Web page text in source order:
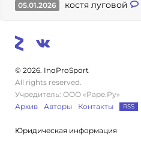
05.01.2026
костя луговой
© 2026. InoProSport
All rights reserved.
Учредитель: ООО «Раре.Ру»
Архив
Авторы Контакты RSS
Юридическая информация